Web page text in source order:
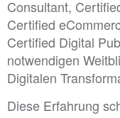
Consultant,
Certified
Certified Digital
notwendigen
Digitalen
Diese Erfahrung